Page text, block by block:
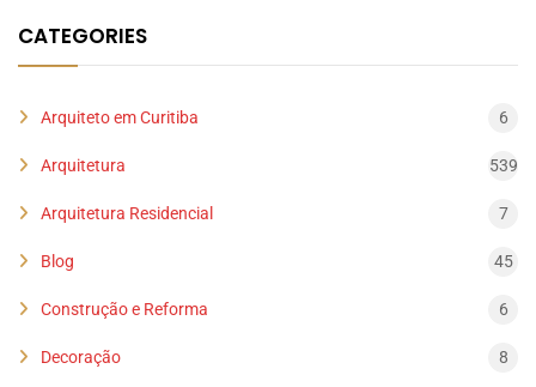
CATEGORIES
Arquiteto em Curitiba 6
Arquitetura 539
Arquitetura Residencial 7
Blog 45
Construção e Reforma 6
Decoração 8